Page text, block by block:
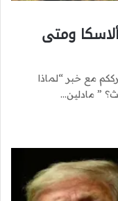
ومتى
. نترككم مع خبر “لماذا
” مادلين…